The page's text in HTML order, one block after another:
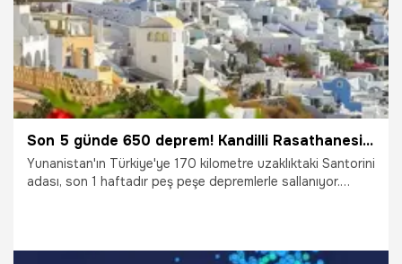
Son 5 günde 650 deprem! Kandilli Rasathanesi'nden dikkat çeken Santorini raporu
Yunanistan'ın Türkiye'ye 170 kilometre uzaklıktaki Santorini
adası, son 1 haftadır peş peşe depremlerle sallanıyor.
dikkat çekti.